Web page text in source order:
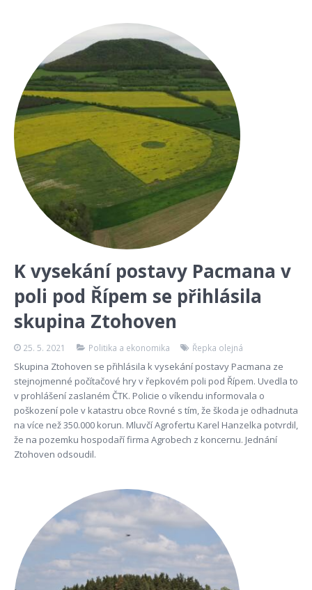
K vysekání postavy Pacmana v
poli pod Řípem se přihlásila
skupina Ztohoven
25. 5. 2021 Politika a ekonomika Řepka olejná
Skupina Ztohoven se přihlásila k vysekání postavy Pacmana ze
stejnojmenné počítačové hry v řepkovém poli pod Řípem. Uvedla to
v prohlášení zaslaném ČTK. Policie o víkendu informovala o
poškození pole v katastru obce Rovné s tím, že škoda je odhadnuta
na více než 350.000 korun. Mluvčí Agrofertu Karel Hanzelka potvrdil,
že na pozemku hospodaří firma Agrobech z koncernu. Jednání
Ztohoven odsoudil.